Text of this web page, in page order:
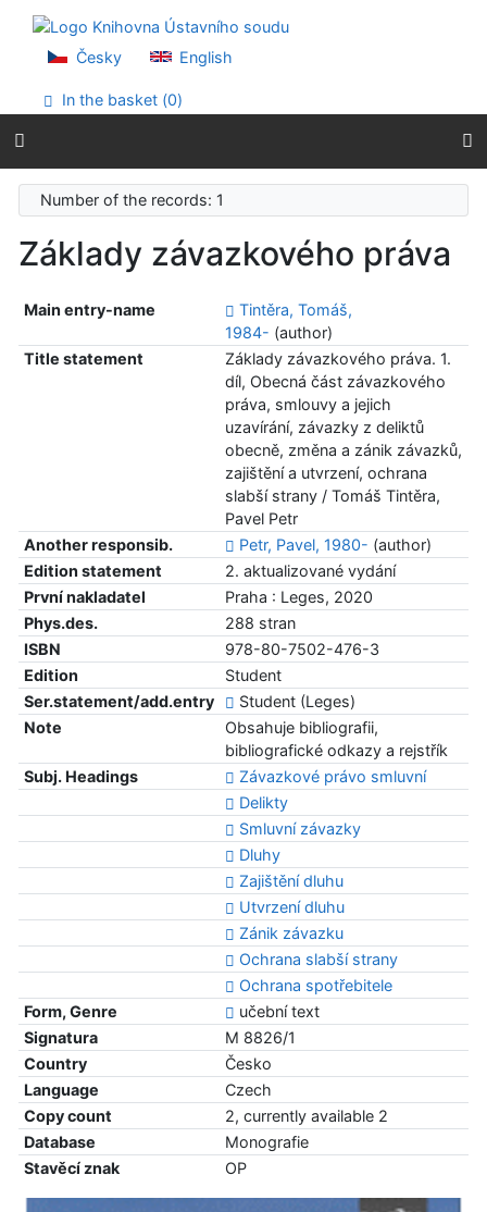
Go to menu
Accessibility declaration
Česky English
In the basket (0)
Number of the records: 1
Základy závazkového práva
Main entry-name
Tintěra, Tomáš,
1984- (author)
Title statement
Základy závazkového práva. 1.
díl, Obecná část závazkového
práva, smlouvy a jejich
uzavírání, závazky z deliktů
obecně, změna a zánik závazků,
zajištění a utvrzení, ochrana
slabší strany / Tomáš Tintěra,
Pavel Petr
Another responsib.
Petr, Pavel, 1980- (author)
Edition statement
2. aktualizované vydání
První nakladatel
Praha : Leges, 2020
Phys.des.
288 stran
ISBN
978-80-7502-476-3
Edition
Student
Ser.statement/add.entry
Student (Leges)
Note
Obsahuje bibliografii,
bibliografické odkazy a rejstřík
Subj. Headings
Závazkové právo smluvní
Delikty
Smluvní závazky
Dluhy
Zajištění dluhu
Utvrzení dluhu
Zánik závazku
Ochrana slabší strany
Ochrana spotřebitele
Form, Genre
učební text
Signatura
M 8826/1
Country
Česko
Language
Czech
Copy count
2, currently available 2
Database
Monografie
Stavěcí znak
OP